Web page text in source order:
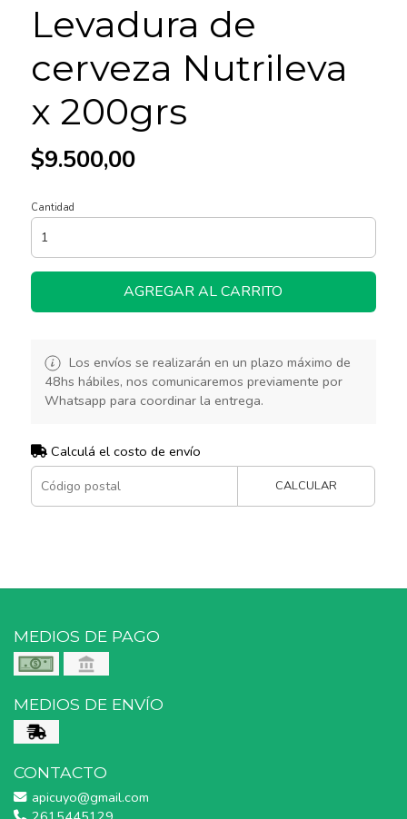
Levadura de
cerveza Nutrileva
x 200grs
$9.500,00
Cantidad
AGREGAR AL CARRITO
Los envíos se realizarán en un plazo máximo de
48hs hábiles, nos comunicaremos previamente por
Whatsapp para coordinar la entrega.
Calculá el costo de envío
CALCULAR
MEDIOS DE PAGO
MEDIOS DE ENVÍO
CONTACTO
apicuyo@gmail.com